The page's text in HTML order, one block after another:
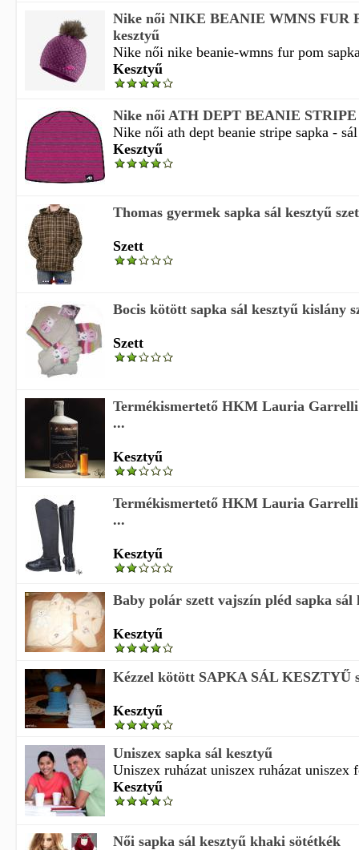
Nike női NIKE BEANIE WMNS FUR
kesztyű
Nike női nike beanie-wmns fur pom
Kesztyű
Nike női ATH DEPT BEANIE STRIPE
Nike női ath dept beanie stripe sapka -
Kesztyű
Thomas gyermek sapka sál kesztyű
Szett
Bocis kötött sapka sál kesztyű kislány
Szett
Termékismertető HKM Lauria
...
Kesztyű
Termékismertető HKM Lauria
...
Kesztyű
Baby polár szett vajszín pléd sapka
Kesztyű
Kézzel kötött SAPKA SÁL KESZTYŰ
Kesztyű
Uniszex sapka sál kesztyű
Uniszex ruházat uniszex ruházat uniszex
Kesztyű
Női sapka sál kesztyű khaki sötétkék